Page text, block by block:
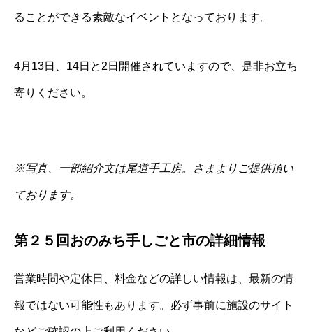
ることができる素敵なイベントとなっております。
4月13日、14日と2日開催されていますので、是非お立ち
寄りください。
※写真、一部紹介文は尾道手工房。 さまよりご提供頂い
ております。
第２５回おのみち手しごと市の詳細情報
営業時間や定休日、料金などの詳しい情報は、最新の情
報ではない可能性もあります。必ず事前に施設のサイト